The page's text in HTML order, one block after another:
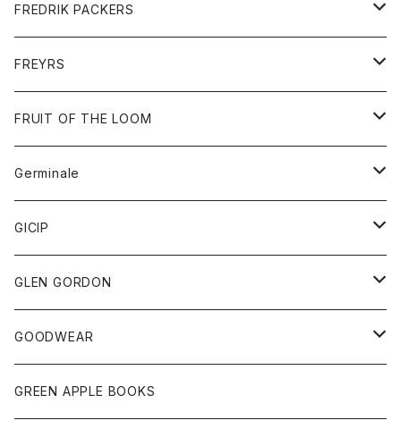
Tシャツ
ボトム
グッズ
靴
FREDRIK PACKERS
アクセサリー
バッグ
FREYRS
サングラス
FRUIT OF THE LOOM
アウター
パーカー
グッズ
ネクタイ
チーフ
トップス
シャツ
タンクトップ
ボトム
ショートパンツ
レディース
Germinale
靴
サンダル
GICIP
トップス
Tシャツ
GLEN GORDON
グッズ
手袋
GOODWEAR
トップス
GREEN APPLE BOOKS